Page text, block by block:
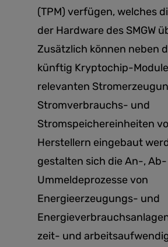
(TPM) verfügen, welches
der Hardware des SMGW
Zusätzlich können neben
künftig Kryptochip-
relevanten
Stromverbrauchs- und
Stromspeichereinheiten
Herstellern eingebaut
gestalten sich die An-,
Ummeldeprozesse von
Energieerzeugungs- und
zeit- und